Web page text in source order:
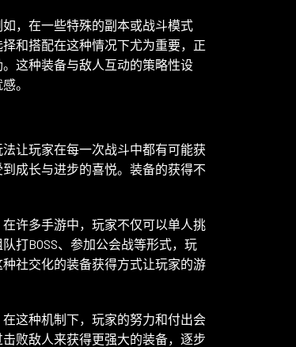
，在一些特殊的副本或战斗模式
和搭配在这种情况下尤为重要，正
这种装备与敌人互动的策略性设
。
让玩家在每一次战斗中都有可能获
成长与进步的喜悦。装备的获得不
许多手游中，玩家不仅可以单人挑
打BOSS、参加公会战等形式，玩
社交化的装备获得方式让玩家的游
这种机制下，玩家的努力和付出会
败敌人来获得更强大的装备，逐步